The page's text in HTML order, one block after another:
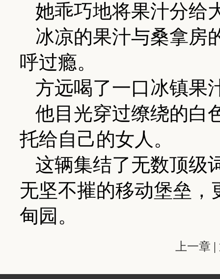
她乖巧地将果汁分给
冰凉的果汁与桑拿房
呼过瘾。
方远喝了一口冰镇果
他目光穿过缭绕的白
托给自己的女人。
这辆集结了无数顶级
无坚不摧的移动堡垒
甸园。
上一章 |